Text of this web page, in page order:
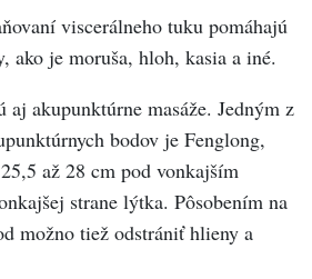
viscerálneho tuku pomáhajú
ako je moruša, hloh, kasia a iné.
aj akupunktúrne masáže. Jedným z
bodov je Fenglong,
až 28 cm pod vonkajším
strane lýtka. Pôsobením na
možno tiež odstrániť hlieny a